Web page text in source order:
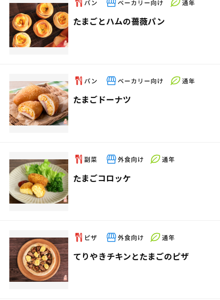
たまごとハムの薔薇パン
たまごドーナツ
たまごコロッケ
てりやきチキンとたまごのピザ